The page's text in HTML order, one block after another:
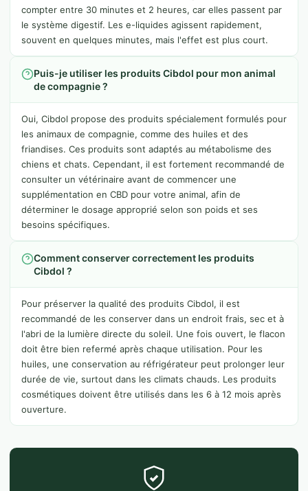
compter entre 30 minutes et 2 heures, car elles passent par
le système digestif. Les e-liquides agissent rapidement,
souvent en quelques minutes, mais l'effet est plus court.
Puis-je utiliser les produits Cibdol pour mon animal
de compagnie ?
Oui, Cibdol propose des produits spécialement formulés pour
les animaux de compagnie, comme des huiles et des
friandises. Ces produits sont adaptés au métabolisme des
chiens et chats. Cependant, il est fortement recommandé de
consulter un vétérinaire avant de commencer une
supplémentation en CBD pour votre animal, afin de
déterminer le dosage approprié selon son poids et ses
besoins spécifiques.
Comment conserver correctement les produits
Cibdol ?
Pour préserver la qualité des produits Cibdol, il est
recommandé de les conserver dans un endroit frais, sec et à
l'abri de la lumière directe du soleil. Une fois ouvert, le flacon
doit être bien refermé après chaque utilisation. Pour les
huiles, une conservation au réfrigérateur peut prolonger leur
durée de vie, surtout dans les climats chauds. Les produits
cosmétiques doivent être utilisés dans les 6 à 12 mois après
ouverture.